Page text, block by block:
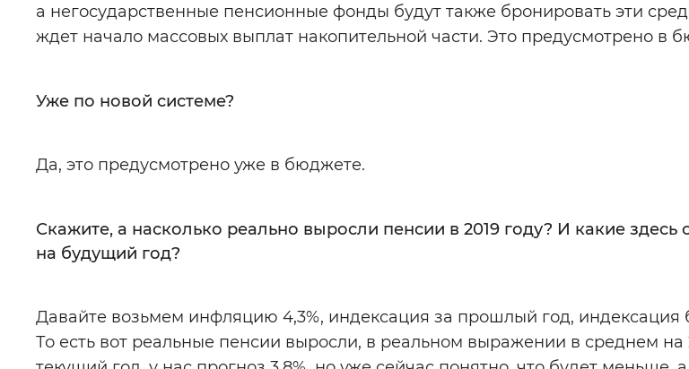
а негосударственные пенсионные фонды будут также бронировать эти
ждет начало массовых выплат накопительной части. Это предусмотрено в
Уже по новой системе?
Да, это предусмотрено уже в бюджете.
Скажите, а насколько реально выросли пенсии в 2019 году? И какие здесь
на будущий год?
Давайте возьмем инфляцию 4,3%, индексация за прошлый год, индексация
То есть вот реальные пенсии выросли, в реальном выражении в среднем на